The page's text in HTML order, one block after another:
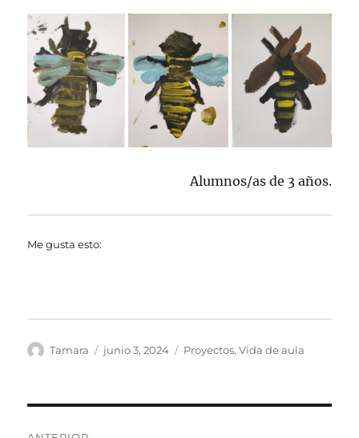
Alumnos/as de 3 años.
Me gusta esto:
Autor
Tamara
Publicado
junio 3, 2024 Categorías
Proyectos,Vida de aula